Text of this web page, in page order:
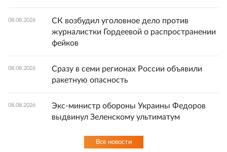
08.08.2026
СК возбудил уголовное дело против
журналистки Гордеевой о распространении
фейков
08.08.2026
Сразу в семи регионах России объявили
ракетную опасность
08.08.2026
Экс-министр обороны Украины Федоров
выдвинул Зеленскому ультиматум
Все новости